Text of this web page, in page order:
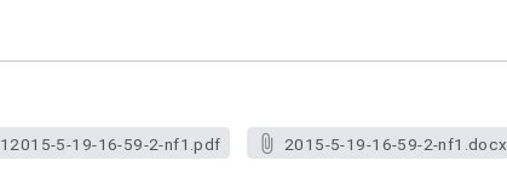
12015-5-19-16-59-2-nf1.pdf 2015-5-19-16-59-2-nf1.docx